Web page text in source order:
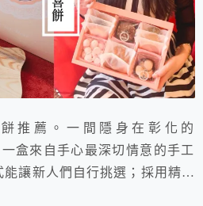
推薦。一間隱身在彰化的
一盒來自手心最深切情意的手工
讓新人們自行挑選；採用精緻